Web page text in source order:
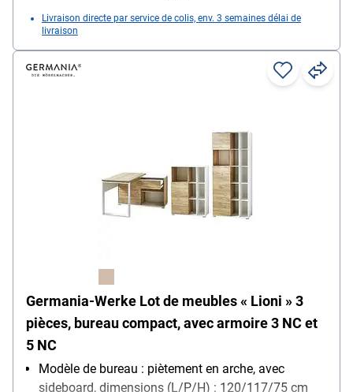
Livraison directe par service de colis, env. 3 semaines délai de
livraison
Germania-Werke Lot de meubles « Lioni » 3
pièces, bureau compact, avec armoire 3 NC et
5 NC
Modèle de bureau : piètement en arche, avec
sideboard, dimensions (L/P/H) : 120/117/75 cm